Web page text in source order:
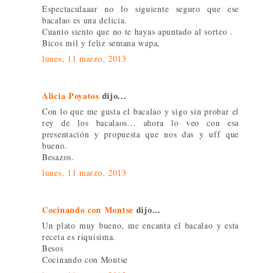
Espectaculaaar no lo siguiente seguro que ese
bacalao es una delicia.
Cuanto siento que no te hayas apuntado al sorteo .
Bicos mil y feliz semana wapa,
lunes, 11 marzo, 2013
Alicia Poyatos dijo...
Con lo que me gusta el bacalao y sigo sin probar el
rey de los bacalaos... ahora lo veo con esa
presentación y propuesta que nos das y uff que
bueno.
Besazos.
lunes, 11 marzo, 2013
Cocinando con Montse dijo...
Un plato muy bueno, me encanta el bacalao y esta
receta es riquísima.
Besos
Cocinando con Montse